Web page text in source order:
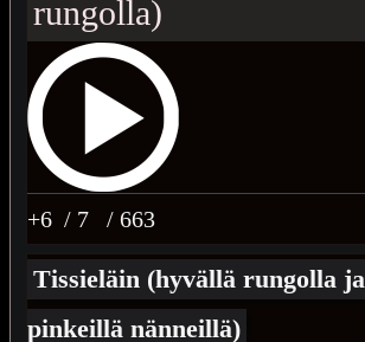
+6 / 7 / 663
Tissieläin (hyvällä rungolla ja
pinkeillä nänneillä)